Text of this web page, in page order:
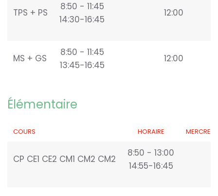
TPS + PS
8:50 - 11:45
14:30-16:45
12:00
MS + GS
8:50 - 11:45
13:45-16:45
12:00
Élémentaire
COURS HORAIRE
CP CE1 CE2 CM1 CM2 CM2
8:50 - 13:00
14:55-16:45